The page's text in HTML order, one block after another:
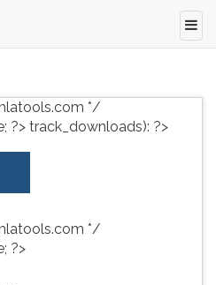
*/
?> track_downloads): ?>
*/
?>